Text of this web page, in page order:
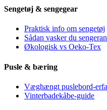
Sengetøj & sengegear
Praktisk info om sengetøj
Sådan vasker du
Økologisk vs Oeko-Tex
Pusle & bæring
Væghængt puslebord-
Vinterbadekåbe-guide